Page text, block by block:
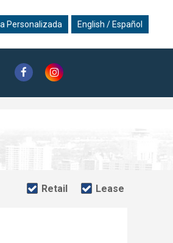
English / Español
Personalizada
Retail Lease